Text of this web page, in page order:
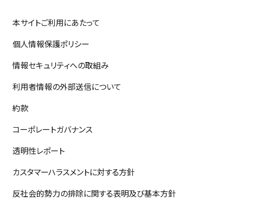
本サイトご利用にあたって
個人情報保護ポリシー
情報セキュリティへの取組み
利用者情報の外部送信について
約款
コーポレートガバナンス
透明性レポート
カスタマーハラスメントに対する方針
反社会的勢力の排除に関する表明及び基本方針